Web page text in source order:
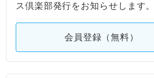
ス倶楽部発行をお知らせします。
会員登録（無料）